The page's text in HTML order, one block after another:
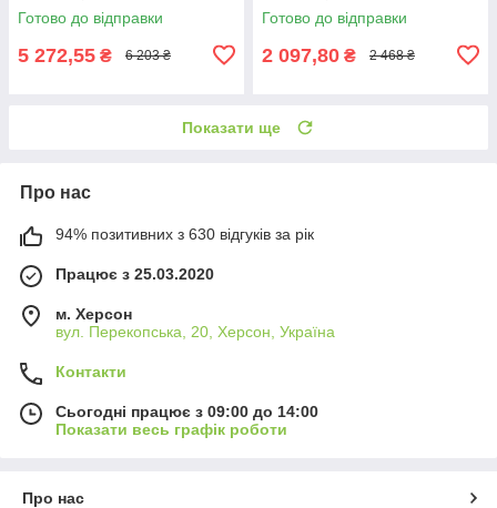
Готово до відправки
5 272,55 ₴ 6 203 ₴
Готово до відправки
2 097,80 ₴ 2 468 ₴
Показати ще
Про нас
94% позитивних з 630 відгуків за рік
Працює з 25.03.2020
м. Херсон
вул. Перекопська, 20, Херсон, Україна
Контакти
Сьогодні працює з 09:00 до 14:00
Показати весь графік роботи
Про нас